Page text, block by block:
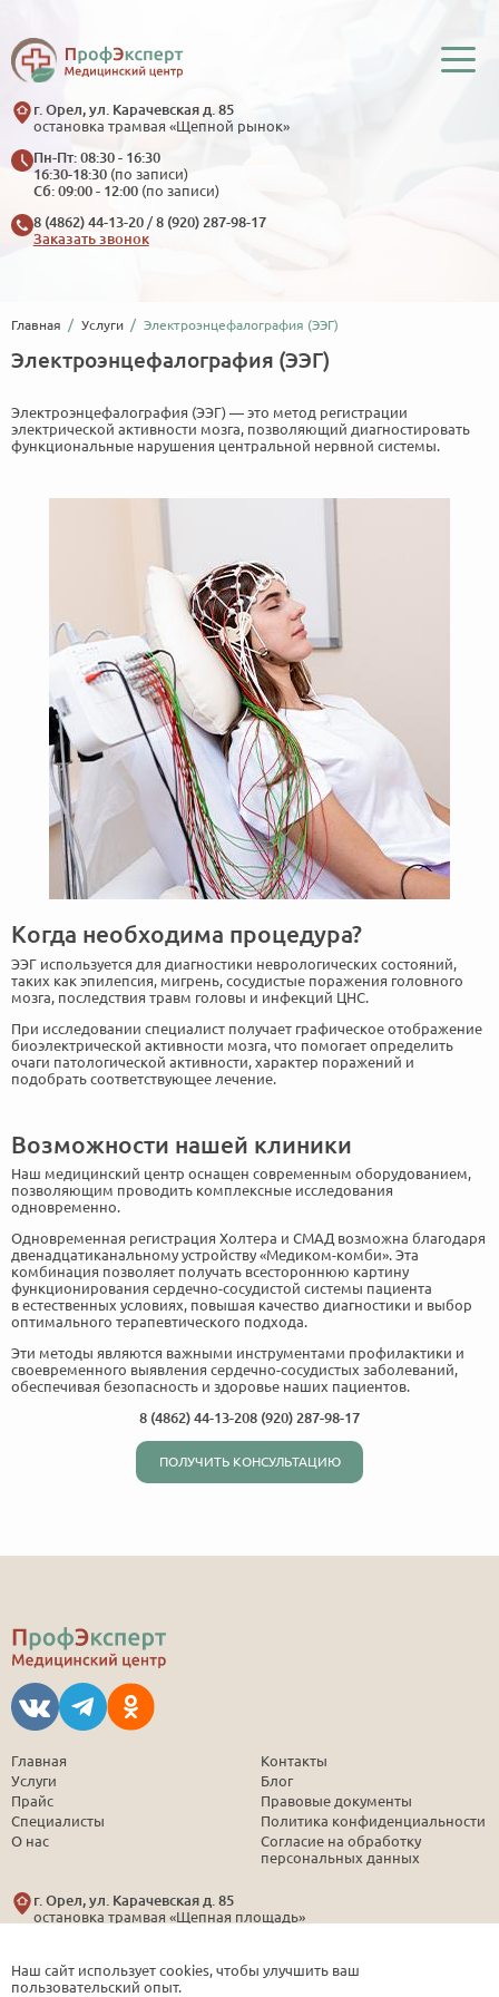
г. Орел, ул. Карачевская д. 85
остановка трамвая «Щепной рынок»
Пн-Пт: 08:30 - 16:30
16:30-18:30 (по записи)
Сб: 09:00 - 12:00 (по записи)
8 (4862) 44-13-20/ 8 (920) 287-98-17
Заказать звонок
Главная Услуги Электроэнцефалография (ЭЭГ)
Электроэнцефалография (ЭЭГ)
Электроэнцефалография (ЭЭГ) — это метод регистрации
электрической активности мозга, позволяющий диагностировать
функциональные нарушения центральной нервной системы.
Когда необходима процедура?
ЭЭГ используется для диагностики неврологических состояний,
таких как эпилепсия, мигрень, сосудистые поражения головного
мозга, последствия травм головы и инфекций ЦНС.
При исследовании специалист получает графическое отображение
биоэлектрической активности мозга, что помогает определить
очаги патологической активности, характер поражений и
подобрать соответствующее лечение.
Возможности нашей клиники
Наш медицинский центр оснащен современным оборудованием,
позволяющим проводить комплексные исследования
одновременно.
Одновременная регистрация Холтера и СМАД возможна благодаря
двенадцатиканальному устройству «Медиком-комби». Эта
комбинация позволяет получать всестороннюю картину
функционирования сердечно-сосудистой системы пациента
в естественных условиях, повышая качество диагностики и выбор
оптимального терапевтического подхода.
Эти методы являются важными инструментами профилактики и
своевременного выявления сердечно-сосудистых заболеваний,
обеспечивая безопасность и здоровье наших пациентов.
8 (4862) 44-13-208 (920) 287-98-17
ПОЛУЧИТЬ КОНСУЛЬТАЦИЮ
Главная
Услуги
Прайс
Специалисты
О нас
Контакты
Блог
Правовые документы
Политика конфиденциальности
Согласие на обработку
персональных данных
г. Орел, ул. Карачевская д. 85
остановка трамвая «Щепная площадь»
16:30-18:30 (по записи)
Сб: 09:00 - 12:00 (по записи)
Наш сайт использует cookies, чтобы улучшить ваш
пользовательский опыт.